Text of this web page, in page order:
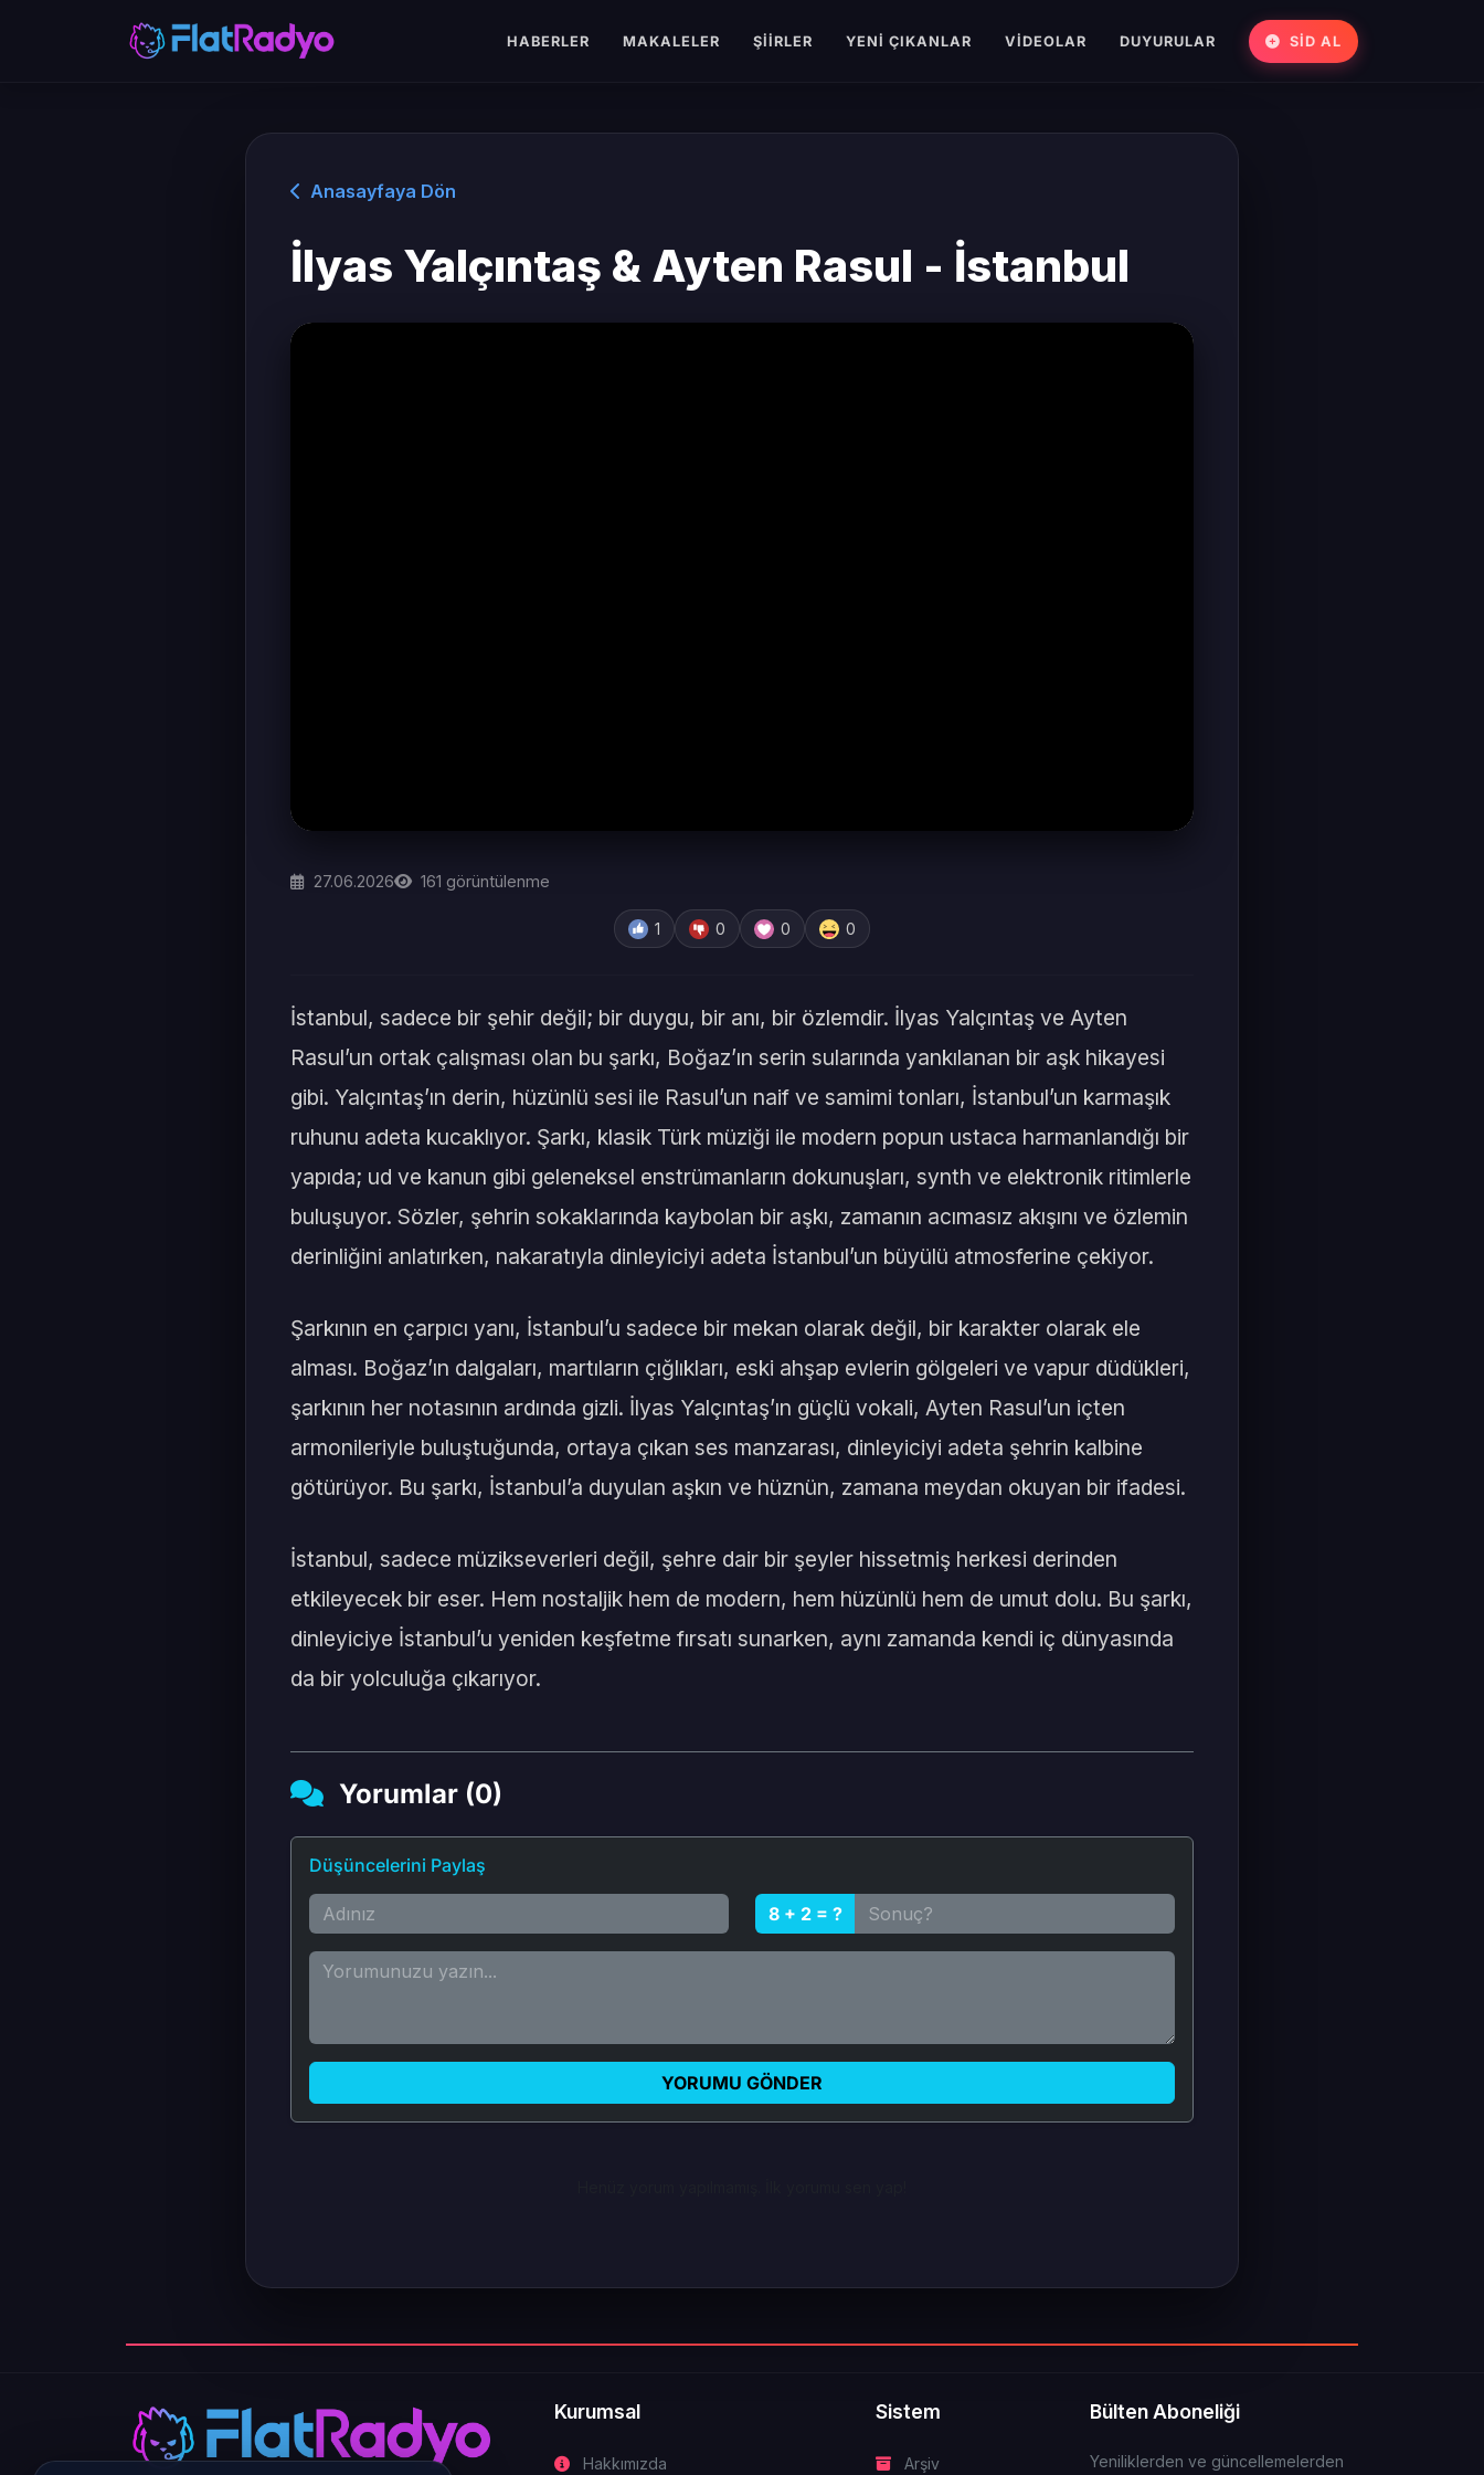
HABERLER MAKALELER ŞIIRLER YENI ÇIKANLAR VIDEOLAR DUYURULAR SİD AL
Anasayfaya Dön
İlyas Yalçıntaş & Ayten Rasul - İstanbul
27.06.2026 161 görüntülenme
1 0 0 0
İstanbul, sadece bir şehir değil; bir duygu, bir anı, bir özlemdir. İlyas Yalçıntaş ve Ayten
Rasul’un ortak çalışması olan bu şarkı, Boğaz’ın serin sularında yankılanan bir aşk hikayesi
gibi. Yalçıntaş’ın derin, hüzünlü sesi ile Rasul’un naif ve samimi tonları, İstanbul’un karmaşık
ruhunu adeta kucaklıyor. Şarkı, klasik Türk müziği ile modern popun ustaca harmanlandığı bir
yapıda; ud ve kanun gibi geleneksel enstrümanların dokunuşları, synth ve elektronik ritimlerle
buluşuyor. Sözler, şehrin sokaklarında kaybolan bir aşkı, zamanın acımasız akışını ve özlemin
derinliğini anlatırken, nakaratıyla dinleyiciyi adeta İstanbul’un büyülü atmosferine çekiyor.
Şarkının en çarpıcı yanı, İstanbul’u sadece bir mekan olarak değil, bir karakter olarak ele
alması. Boğaz’ın dalgaları, martıların çığlıkları, eski ahşap evlerin gölgeleri ve vapur düdükleri,
şarkının her notasının ardında gizli. İlyas Yalçıntaş’ın güçlü vokali, Ayten Rasul’un içten
armonileriyle buluştuğunda, ortaya çıkan ses manzarası, dinleyiciyi adeta şehrin kalbine
götürüyor. Bu şarkı, İstanbul’a duyulan aşkın ve hüznün, zamana meydan okuyan bir ifadesi.
İstanbul, sadece müzikseverleri değil, şehre dair bir şeyler hissetmiş herkesi derinden
etkileyecek bir eser. Hem nostaljik hem de modern, hem hüzünlü hem de umut dolu. Bu şarkı,
dinleyiciye İstanbul’u yeniden keşfetme fırsatı sunarken, aynı zamanda kendi iç dünyasında
da bir yolculuğa çıkarıyor.
Yorumlar (0)
Düşüncelerini Paylaş
8 + 2 = ?
YORUMU GÖNDER
Kurumsal
Hakkımızda
Sistem
Arşiv
Bülten Aboneliği
Yeniliklerden ve güncellemelerden